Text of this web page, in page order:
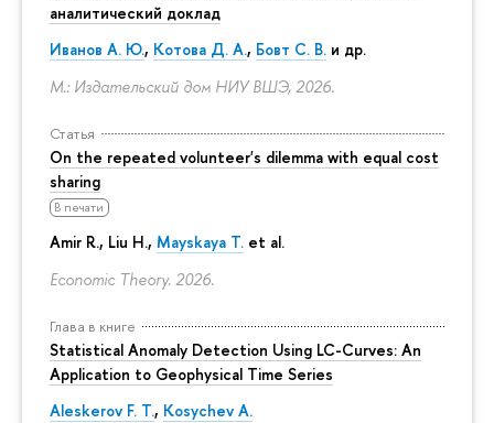
аналитический доклад
Иванов А. Ю., Котова Д. А., Бовт С. В. и др.
М.: Издательский дом НИУ ВШЭ, 2026.
Статья
On the repeated volunteer's dilemma with equal cost
sharing
В печати
Amir R., Liu H., Mayskaya T. et al.
Economic Theory. 2026.
Глава в книге
Statistical Anomaly Detection Using LC-Curves: An
Application to Geophysical Time Series
Aleskerov F. T., Kosychev A.